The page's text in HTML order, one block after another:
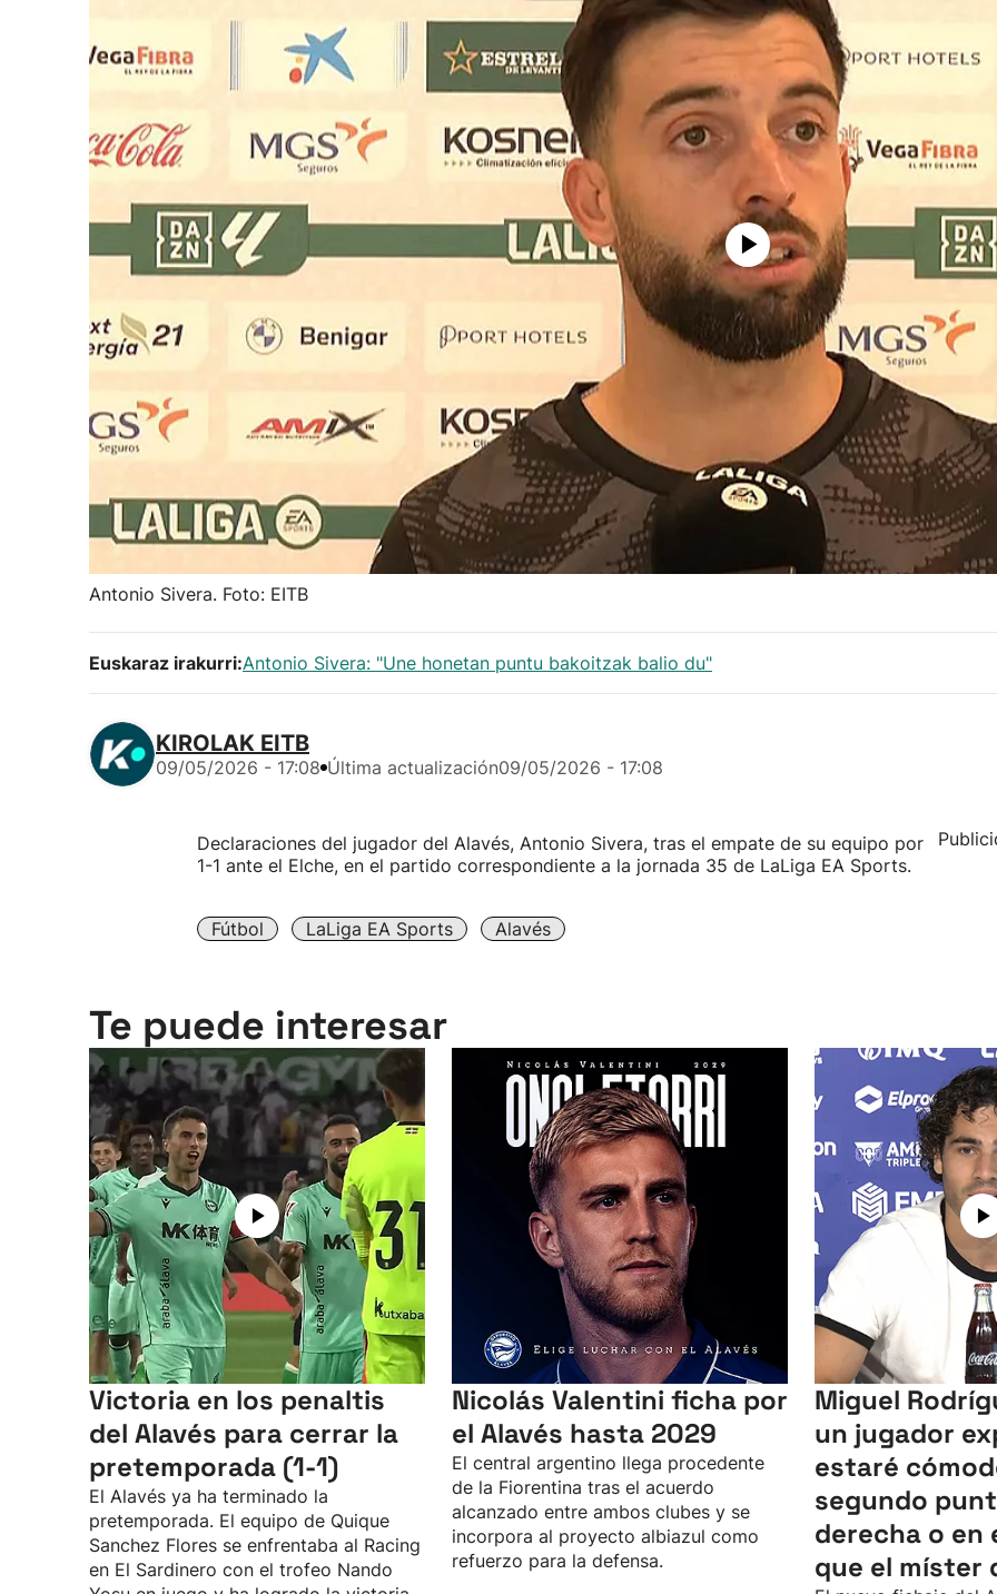
Antonio Sivera. Foto: EITB
Euskaraz irakurri:Antonio Sivera: "Une honetan puntu bakoitzak balio du"
KIROLAK EITB
09/05/2026 - 17:08 Última actualización09/05/2026 - 17:08
Declaraciones del jugador del Alavés, Antonio Sivera, tras el empate de su equipo por
1-1 ante el Elche, en el partido correspondiente a la jornada 35 de LaLiga EA Sports.
Fútbol LaLiga EA Sports Alavés
Te puede interesar
Victoria en los penaltis
del Alavés para cerrar la
pretemporada (1-1)
El Alavés ya ha terminado la
pretemporada. El equipo de Quique
Sanchez Flores se enfrentaba al Racing
en El Sardinero con el trofeo Nando
Nicolás Valentini ficha por
el Alavés hasta 2029
El central argentino llega procedente
de la Fiorentina tras el acuerdo
alcanzado entre ambos clubes y se
incorpora al proyecto albiazul como
refuerzo para la defensa.
Miguel
un jugador
estaré
segundo
derecha o en
que el míster